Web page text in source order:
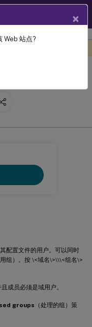
2402 LTSR
配置文件的用户。可以同时
组）。按 \<域名\>\\\<组名\>
成员必须是域用户。
groups （处理的组）策
×
Web 站点?